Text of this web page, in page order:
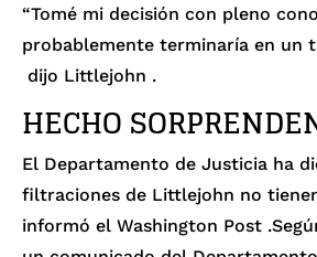
“Tomé mi decisión con pleno
probablemente terminaría en un
dijo Littlejohn .
HECHO
El Departamento de Justicia ha
filtraciones de Littlejohn no
informó el Washington Post